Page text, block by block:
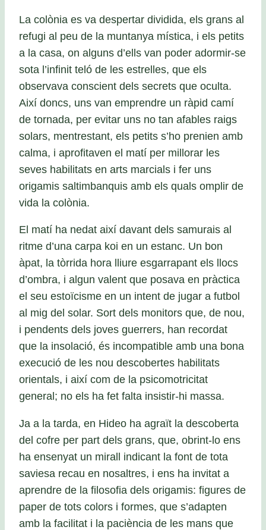
La colònia es va despertar dividida, els grans al
refugi al peu de la muntanya mística, i els petits
a la casa, on alguns d’ells van poder adormir-se
sota l’infinit teló de les estrelles, que els
observava conscient dels secrets que oculta.
Així doncs, uns van emprendre un ràpid camí
de tornada, per evitar uns no tan afables raigs
solars, mentrestant, els petits s’ho prenien amb
calma, i aprofitaven el matí per millorar les
seves habilitats en arts marcials i fer uns
origamis saltimbanquis amb els quals omplir de
vida la colònia.
El matí ha nedat així davant dels samurais al
ritme d’una carpa koi en un estanc. Un bon
àpat, la tòrrida hora lliure esgarrapant els llocs
d’ombra, i algun valent que posava en pràctica
el seu estoïcisme en un intent de jugar a futbol
al mig del solar. Sort dels monitors que, de nou,
i pendents dels joves guerrers, han recordat
que la insolació, és incompatible amb una bona
execució de les nou descobertes habilitats
orientals, i així com de la psicomotricitat
general; no els ha fet falta insistir-hi massa.
Ja a la tarda, en Hideo ha agraït la descoberta
del cofre per part dels grans, que, obrint-lo ens
ha ensenyat un mirall indicant la font de tota
saviesa recau en nosaltres, i ens ha invitat a
aprendre de la filosofia dels origamis: figures de
paper de tots colors i formes, que s’adapten
amb la facilitat i la paciència de les mans que